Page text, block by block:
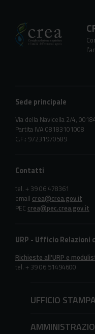
Sede principale
Via della Navicella 2/4,
Partita IVA 08183101008
C.F.: 97231970589
Contatti
tel. + 39 06 478361
email crea@crea.gov.it
PEC crea@pec.crea.gov.it
URP - Ufficio Relazioni
Richieste all'URP e
tel. + 39 06 51494600
UFFICIO STAMPA